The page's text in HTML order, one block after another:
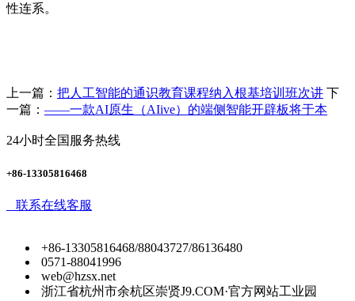
性连系。
上一篇： 把人工智能的通识教育课程纳入根基培训班次讲 下
一篇： ——一款AI原生（AIive）的端侧智能开辟板将于本
24小时全国服务热线
+86-13305816468
联系在线客服
+86-13305816468/88043727/86136480
0571-88041996
web@hzsx.net
浙江省杭州市余杭区崇贤J9.COM·官方网站工业园